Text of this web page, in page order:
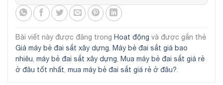
Bài viết này được đăng trong Hoạt động và được gắn thẻ
Giá máy bẻ đai sắt xây dựng
Máy bẻ đai sắt giá bao
nhiêu máy bẻ đai sắt xây dựng
Mua máy bẻ đai sắt giá rẻ
ở đâu tốt nhất mua máy bẻ đai sắt giá rẻ ở đâu?